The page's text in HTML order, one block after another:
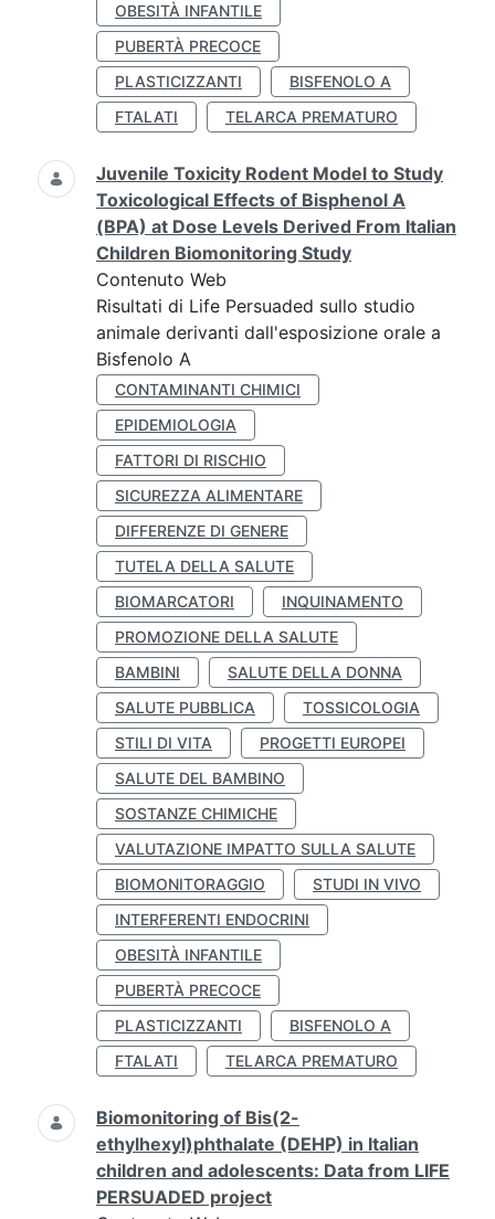
OBESITÀ INFANTILE
PUBERTÀ PRECOCE
PLASTICIZZANTI
BISFENOLO A
FTALATI
TELARCA PREMATURO
Juvenile Toxicity Rodent Model to Study
Toxicological Effects of Bisphenol A
(BPA) at Dose Levels Derived From Italian
Children Biomonitoring Study
Contenuto Web
Risultati di Life Persuaded sullo studio
animale derivanti dall'esposizione orale a
Bisfenolo A
CONTAMINANTI CHIMICI
EPIDEMIOLOGIA
FATTORI DI RISCHIO
SICUREZZA ALIMENTARE
DIFFERENZE DI GENERE
TUTELA DELLA SALUTE
BIOMARCATORI
INQUINAMENTO
PROMOZIONE DELLA SALUTE
BAMBINI
SALUTE DELLA DONNA
SALUTE PUBBLICA
TOSSICOLOGIA
STILI DI VITA
PROGETTI EUROPEI
SALUTE DEL BAMBINO
SOSTANZE CHIMICHE
VALUTAZIONE IMPATTO SULLA SALUTE
BIOMONITORAGGIO
STUDI IN VIVO
INTERFERENTI ENDOCRINI
OBESITÀ INFANTILE
PUBERTÀ PRECOCE
PLASTICIZZANTI
BISFENOLO A
FTALATI
TELARCA PREMATURO
Biomonitoring of Bis(2-
ethylhexyl)phthalate (DEHP) in Italian
children and adolescents: Data from LIFE
PERSUADED project